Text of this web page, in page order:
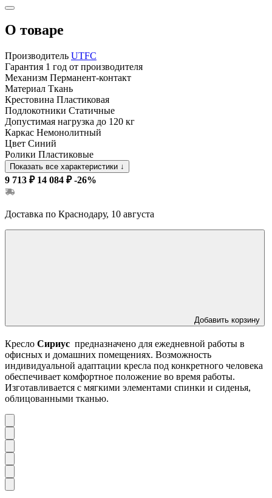
О товаре
Производитель UTFC
Гарантия 1 год от производителя
Механизм Перманент-контакт
Материал Ткань
Крестовина Пластиковая
Подлокотники Статичные
Допустимая нагрузка до 120 кг
Каркас Немонолитный
Цвет Синий
Ролики Пластиковые
Показать все характеристики ↓
9 713 ₽ 14 084 ₽ -26%
Доставка по Краснодару, 10 августа
Добавить корзину
Кресло Сириус предназначено для ежедневной работы в
офисных и домашних помещениях. Возможность
индивидуальной адаптации кресла под конкретного человека
обеспечивает комфортное положение во время работы.
Изготавливается с мягкими элементами спинки и сиденья,
облицованными тканью.